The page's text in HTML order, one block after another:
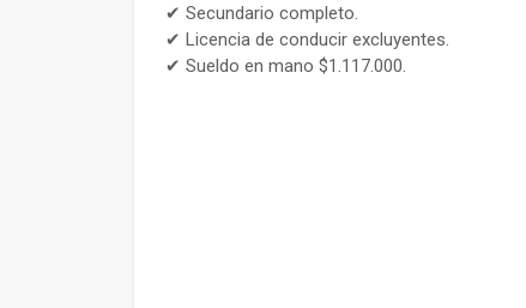
✔ Secundario completo.
✔ Licencia de conducir excluyentes.
✔ Sueldo en mano $1.117.000.